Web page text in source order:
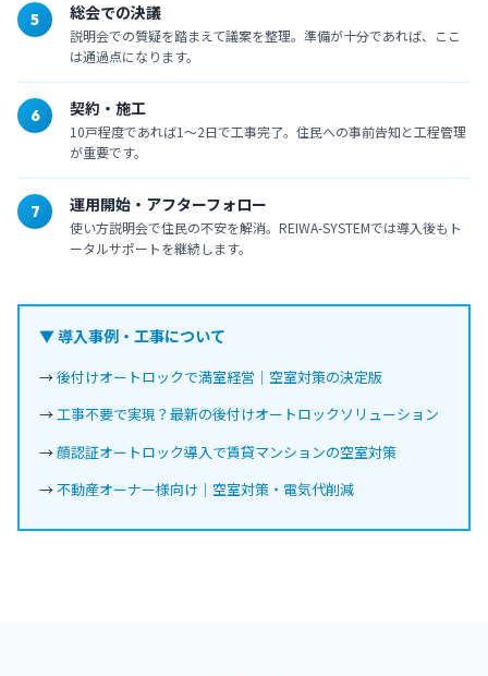
5 総会での決議
説明会での質疑を踏まえて議案を整理。準備が十分であれば、ここ
は通過点になります。
6 契約・施工
10戸程度であれば1〜2日で工事完了。住民への事前告知と工程管理
が重要です。
7 運用開始・アフターフォロー
使い方説明会で住民の不安を解消。REIWA-SYSTEMでは導入後もト
ータルサポートを継続します。
▼ 導入事例・工事について
→後付けオートロックで満室経営｜空室対策の決定版
→工事不要で実現？最新の後付けオートロックソリューション
→顔認証オートロック導入で賃貸マンションの空室対策
→不動産オーナー様向け｜空室対策・電気代削減